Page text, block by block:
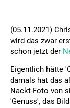
(05.11.2021)
wird das zwar
schon jetzt der
Eigentlich hätte
damals hat das
Nackt-Foto von
'Genuss', das